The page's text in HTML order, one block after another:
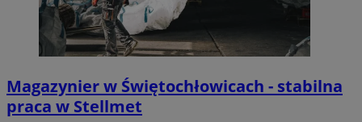
Magazynier w Świętochłowicach - stabilna
praca w Stellmet